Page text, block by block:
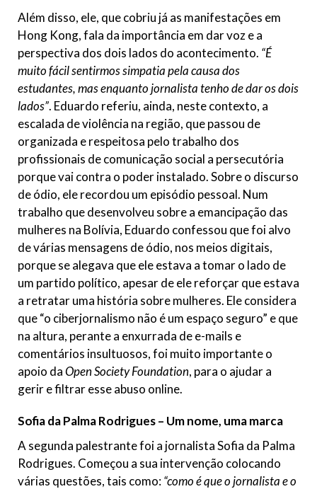
Além disso, ele, que cobriu já as manifestações em
Hong Kong, fala da importância em dar voz e a
perspectiva dos dois lados do acontecimento. “É
muito fácil sentirmos simpatia pela causa dos
estudantes, mas enquanto jornalista tenho de dar os dois
lados”. Eduardo referiu, ainda, neste contexto, a
escalada de violência na região, que passou de
organizada e respeitosa pelo trabalho dos
profissionais de comunicação social a persecutória
porque vai contra o poder instalado. Sobre o discurso
de ódio, ele recordou um episódio pessoal. Num
trabalho que desenvolveu sobre a emancipação das
mulheres na Bolívia, Eduardo confessou que foi alvo
de várias mensagens de ódio, nos meios digitais,
porque se alegava que ele estava a tomar o lado de
um partido político, apesar de ele reforçar que estava
a retratar uma história sobre mulheres. Ele considera
que “o ciberjornalismo não é um espaço seguro” e que
na altura, perante a enxurrada de e-mails e
comentários insultuosos, foi muito importante o
apoio daOpen Society Foundation, para o ajudar a
gerir e filtrar esse abuso online.
Sofia da Palma Rodrigues – Um nome, uma marca
A segunda palestrante foi a jornalista Sofia da Palma
Rodrigues. Começou a sua intervenção colocando
várias questões, tais como:“como é que o jornalista e o